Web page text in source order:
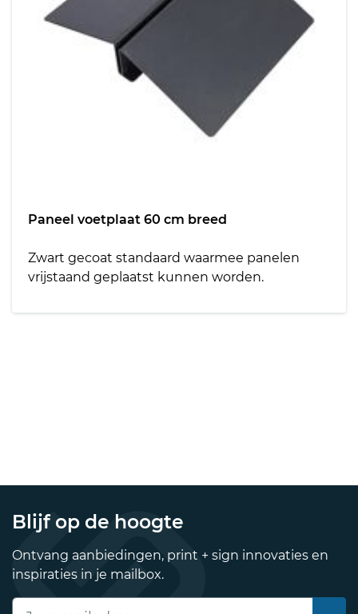
Paneel voetplaat 60 cm breed
Zwart gecoat standaard waarmee panelen
vrijstaand geplaatst kunnen worden.
Blijf op de hoogte
Ontvang aanbiedingen, print + sign innovaties en
inspiraties in je mailbox.
E-mailadres